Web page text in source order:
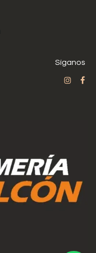
Síganos